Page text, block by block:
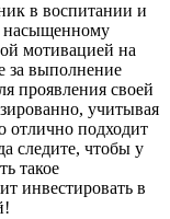
в воспитании и
насыщенному
мотивацией на
за выполнение
проявления своей
учитывая
отлично подходит
следите, чтобы у
такое
инвестировать в